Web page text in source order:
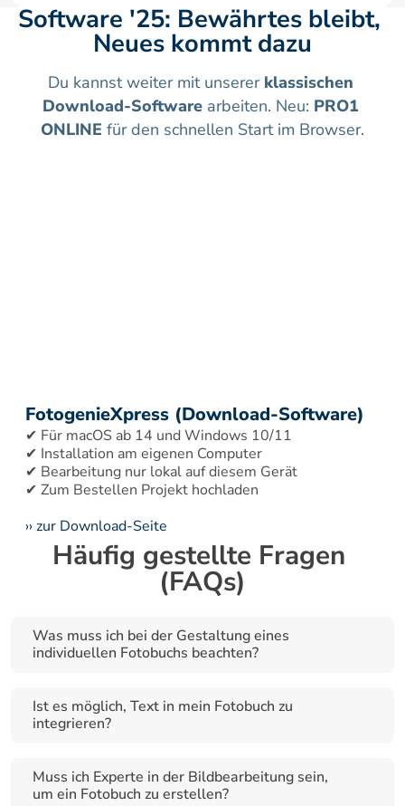
Software '25: Bewährtes bleibt,
Neues kommt dazu
Du kannst weiter mit unserer klassischen
Download-Software arbeiten. Neu: PRO1
ONLINE für den schnellen Start im Browser.
FotogenieXpress (Download-Software)
✔ Für macOS ab 14 und Windows 10/11
✔ Installation am eigenen Computer
✔ Bearbeitung nur lokal auf diesem Gerät
›› zur Download-Seite
Häufig gestellte Fragen
(FAQs)
Was muss ich bei der Gestaltung eines
individuellen Fotobuchs beachten?
Ist es möglich, Text in mein Fotobuch zu
integrieren?
Muss ich Experte in der Bildbearbeitung sein,
um ein Fotobuch zu erstellen?